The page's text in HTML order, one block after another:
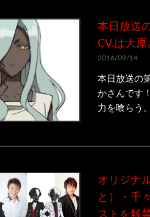
本日放送
CV.は大原
2016/09/14
本日放送の
かさんです
力を喰らう
オリジナ
と）・千
ストを解